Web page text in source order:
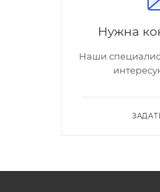
Нужна
Наши